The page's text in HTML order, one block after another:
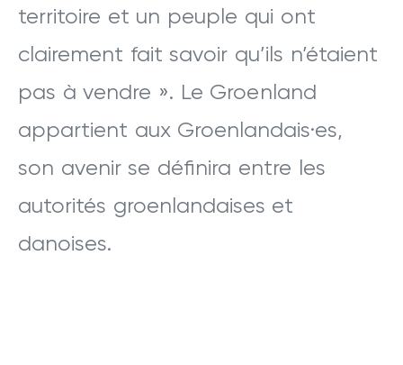
territoire et un peuple qui ont
clairement fait savoir qu’ils n’étaient
pas à vendre ». Le Groenland
appartient aux Groenlandais·es,
son avenir se définira entre les
autorités groenlandaises et
danoises.